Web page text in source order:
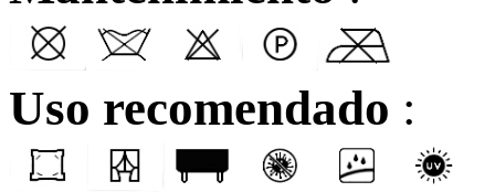
Uso recomendado :